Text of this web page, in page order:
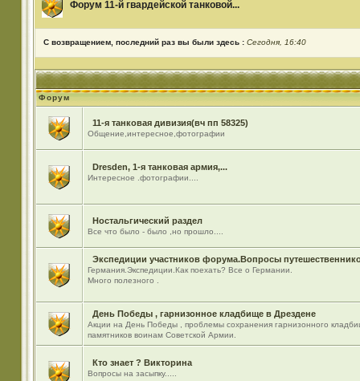
Форум 11-й гвардейской танковой...
С возвращением, последний раз вы были здесь : Сегодня, 16:40
Форум
11-я танковая дивизия(вч пп 58325)
Общение,интересное,фотографии
Dresden, 1-я танковая армия,...
Интересное .фотографии....
Ностальгический раздел
Все что было - было ,но прошло....
Экспедиции участников форума.Вопросы
Германия.Экспедиции.Как поехать? Все о Германии.
Много полезного .
День Победы , гарнизонное кладбище в Дрездене
Акции на День Победы , проблемы сохранения гарнизонного
памятников воинам Советской Армии.
Кто знает ? Викторина
Вопросы на засыпку.....